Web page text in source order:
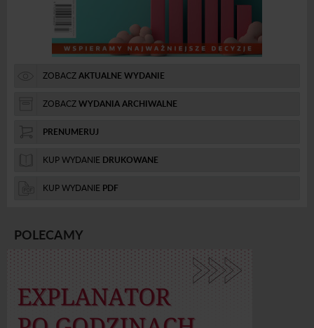
ZOBACZAKTUALNE WYDANIE
ZOBACZWYDANIA ARCHIWALNE
PRENUMERUJ
KUP WYDANIE DRUKOWANE
KUP WYDANIE PDF
POLECAMY